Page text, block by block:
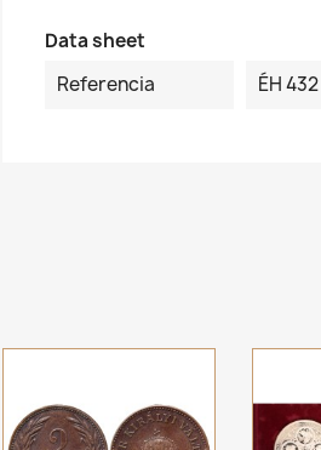
Data sheet
Referencia
ÉH 432